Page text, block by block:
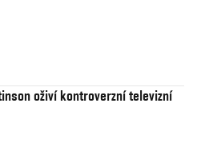
oživí kontroverzní televizní